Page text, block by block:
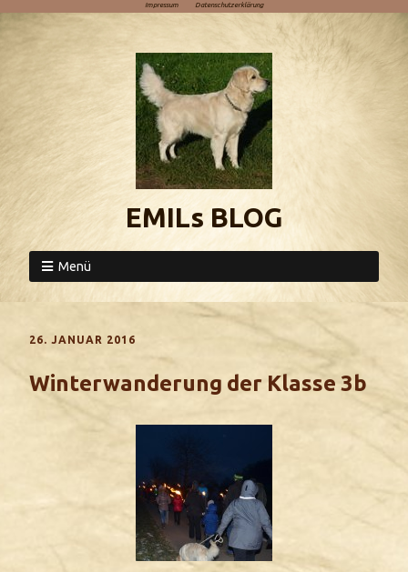
Impressum Datenschutzerklärung
EMILs BLOG
Menü
26. JANUAR 2016
Winterwanderung der Klasse 3b